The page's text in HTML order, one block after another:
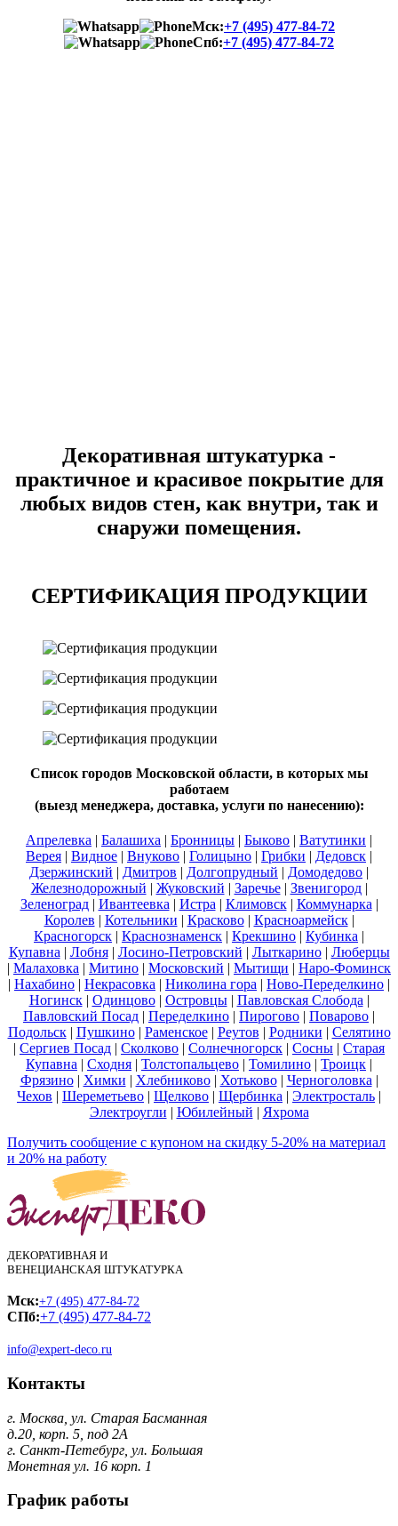
Мск:+7 (495) 477-84-72
Спб:+7 (495) 477-84-72
Декоративная штукатурка -
практичное и красивое покрытие для
любых видов стен, как внутри, так и
снаружи помещения.
СЕРТИФИКАЦИЯ ПРОДУКЦИИ
Список городов Московской области, в которых мы
работаем
(выезд менеджера, доставка, услуги по нанесению):
Апрелевка | Балашиха | Бронницы | Быково | Ватутинки |
Верея | Видное | Внуково | Голицыно | Грибки | Дедовск |
Дзержинский | Дмитров | Долгопрудный | Домодедово |
Железнодорожный | Жуковский | Заречье| Звенигород|
Зеленоград| Ивантеевка | Истра | Климовск| Коммунарка |
Королев | Котельники | Красково| Красноармейск|
Красногорск | Краснознаменск | Крекшино | Кубинка |
Купавна | Лобня| Лосино-Петровский | Лыткарино| Люберцы
| Малаховка | Митино | Московский | Мытищи | Наро-Фоминск
| Нахабино | Некрасовка | Николина гора | Ново-Переделкино |
Ногинск| Одинцово| Островцы| Павловская Слобода |
Павловский Посад | Переделкино | Пирогово | Поварово |
Подольск| Пушкино| Раменское| Реутов | Родники | Селятино
| Сергиев Посад | Сколково | Солнечногорск | Сосны | Старая
Купавна | Сходня | Толстопальцево | Томилино | Троицк |
Фрязино| Химки | Хлебниково| Хотьково| Черноголовка |
Чехов | Шереметьево | Щелково | Щербинка | Электросталь |
Электроугли | Юбилейный | Яхрома
Получить сообщение с купоном на скидку 5-20% на материал
и 20% на работу
ДЕКОРАТИВНАЯ И
ВЕНЕЦИАНСКАЯ ШТУКАТУРКА
Мск:+7 (495) 477-84-72
СПб:+7 (495) 477-84-72
info@expert-deco.ru
Контакты
г. Москва, ул. Старая Басманная
д.20, корп. 5, под 2А
г. Санкт-Петебург, ул. Большая
Монетная ул. 16 корп. 1
График работы